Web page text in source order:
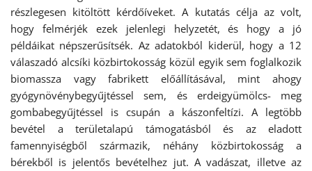
részlegesen kitöltött kérdőíveket. A kutatás célja az volt,
hogy felmérjék ezek jelenlegi helyzetét, és hogy a jó
példáikat népszerűsítsék. Az adatokból kiderül, hogy a 12
válaszadó alcsíki közbirtokosság közül egyik sem foglalkozik
biomassza vagy fabrikett előállításával, mint ahogy
gyógynövénybegyűjtéssel sem, és erdeigyümölcs- meg
gombabegyűjtéssel is csupán a kászonfeltízi. A legtöbb
bevétel a területalapú támogatásból és az eladott
famennyiségből származik, néhány közbirtokosság a
bérekből is jelentős bevételhez jut. A vadászat, illetve az